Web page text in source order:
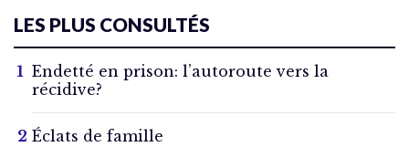
LES PLUS CONSULTÉS
Endetté en prison: l’autoroute vers la
récidive?
Éclats de famille